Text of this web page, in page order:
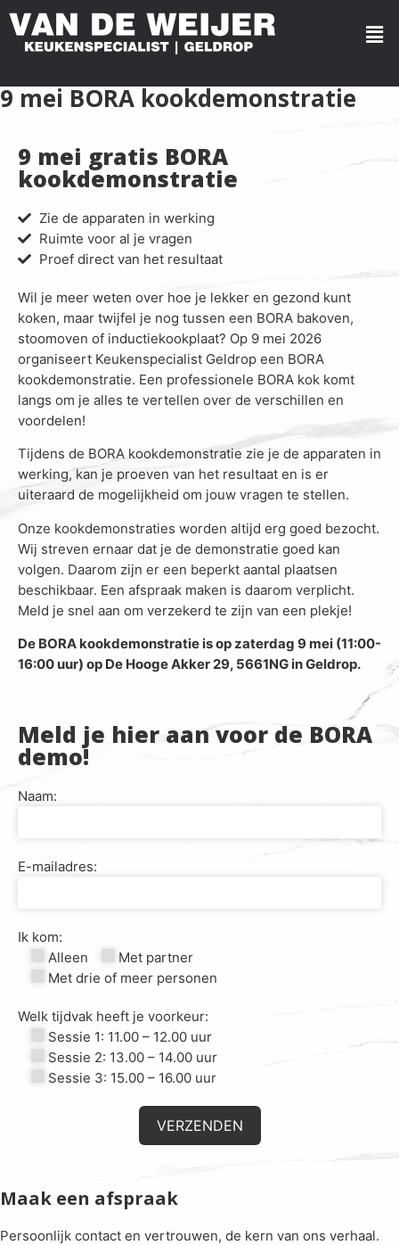
9 mei BORA kookdemonstratie
9 mei gratis BORA
kookdemonstratie
Zie de apparaten in werking
Ruimte voor al je vragen
Proef direct van het resultaat
Wil je meer weten over hoe je lekker en gezond kunt
koken, maar twijfel je nog tussen een BORA bakoven,
stoomoven of inductiekookplaat? Op 9 mei 2026
organiseert Keukenspecialist Geldrop een BORA
kookdemonstratie. Een professionele BORA kok komt
langs om je alles te vertellen over de verschillen en
voordelen!
Tijdens de BORA kookdemonstratie zie je de apparaten in
werking, kan je proeven van het resultaat en is er
uiteraard de mogelijkheid om jouw vragen te stellen.
Onze kookdemonstraties worden altijd erg goed bezocht.
Wij streven ernaar dat je de demonstratie goed kan
volgen. Daarom zijn er een beperkt aantal plaatsen
beschikbaar. Een afspraak maken is daarom verplicht.
Meld je snel aan om verzekerd te zijn van een plekje!
De BORA kookdemonstratie is op zaterdag 9 mei (11:00-
16:00 uur) op De Hooge Akker 29, 5661NG in Geldrop.
Meld je hier aan voor de BORA
demo!
Naam:
E-mailadres:
Ik kom:
Alleen
Met partner
Met drie of meer personen
Welk tijdvak heeft je voorkeur:
Sessie 1: 11.00 – 12.00 uur
Sessie 2: 13.00 – 14.00 uur
Sessie 3: 15.00 – 16.00 uur
Maak een afspraak
Persoonlijk contact en vertrouwen, de kern van ons verhaal.